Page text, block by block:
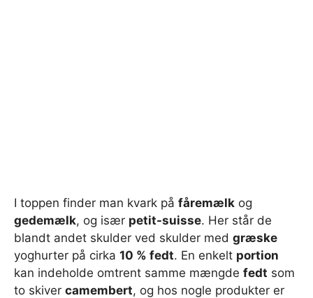
I toppen finder man kvark på fåremælk og
gedemælk, og især petit-suisse. Her står de
blandt andet skulder ved skulder med græske
yoghurter på cirka 10 % fedt. En enkelt portion
kan indeholde omtrent samme mængde fedt som
to skiver camembert, og hos nogle produkter er